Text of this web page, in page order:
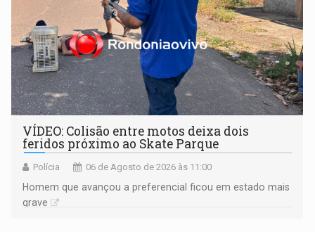
VÍDEO: Colisão entre motos deixa dois
feridos próximo ao Skate Parque
Polícia 06 de Agosto de 2026 às 11:00
Homem que avançou a preferencial ficou em estado mais
grave